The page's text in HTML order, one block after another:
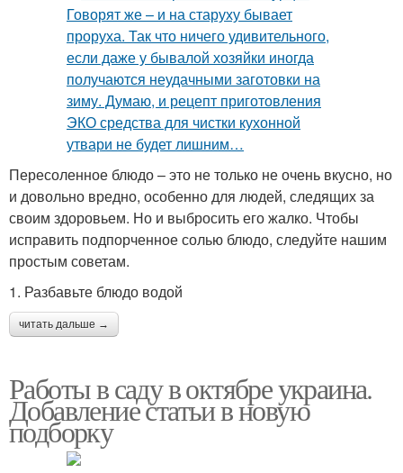
Пересоленное блюдо – это не только не очень вкусно, но
и довольно вредно, особенно для людей, следящих за
своим здоровьем. Но и выбросить его жалко. Чтобы
исправить подпорченное солью блюдо, следуйте нашим
простым советам.
1. Разбавьте блюдо водой
читать дальше →
Работы в саду в октябре украина.
Добавление статьи в новую
подборку